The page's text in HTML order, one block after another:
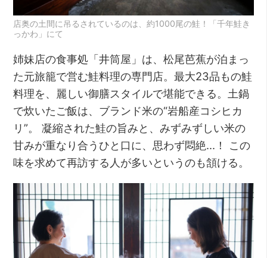
店奥の土間に吊るされているのは、約1000尾の鮭！「千年鮭き
っかわ」にて
姉妹店の食事処「井筒屋」は、松尾芭蕉が泊まっ
た元旅籠で営む鮭料理の専門店。最大23品もの鮭
料理を、麗しい御膳スタイルで堪能できる。土鍋
で炊いたご飯は、ブランド米の“岩船産コシヒカ
リ”。 凝縮された鮭の旨みと、みずみずしい米の
甘みが重なり合うひと口に、思わず悶絶…！ この
味を求めて再訪する人が多いというのも頷ける。